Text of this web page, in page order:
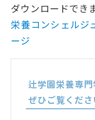
ダウンロードでき
栄養コンシェルジ
ージ
辻学園栄養専
ぜひご覧くだ